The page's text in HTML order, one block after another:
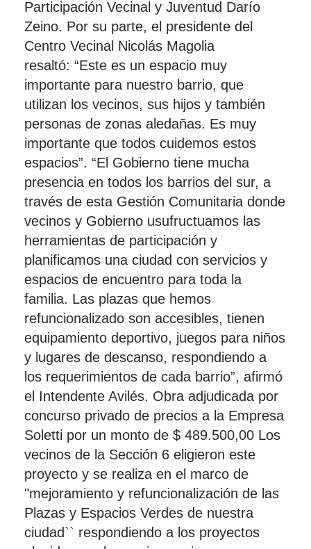
Participación Vecinal y Juventud Darío
Zeino. Por su parte, el presidente del
Centro Vecinal Nicolás Magolia
resaltó: “Este es un espacio muy
importante para nuestro barrio, que
utilizan los vecinos, sus hijos y también
personas de zonas aledañas. Es muy
importante que todos cuidemos estos
espacios”. “El Gobierno tiene mucha
presencia en todos los barrios del sur, a
través de esta Gestión Comunitaria donde
vecinos y Gobierno usufructuamos las
herramientas de participación y
planificamos una ciudad con servicios y
espacios de encuentro para toda la
familia. Las plazas que hemos
refuncionalizado son accesibles, tienen
equipamiento deportivo, juegos para niños
y lugares de descanso, respondiendo a
los requerimientos de cada barrio”, afirmó
el Intendente Avilés. Obra adjudicada por
concurso privado de precios a la Empresa
Soletti por un monto de $ 489.500,00 Los
vecinos de la Sección 6 eligieron este
proyecto y se realiza en el marco de
"mejoramiento y refuncionalización de las
Plazas y Espacios Verdes de nuestra
ciudad`` respondiendo a los proyectos